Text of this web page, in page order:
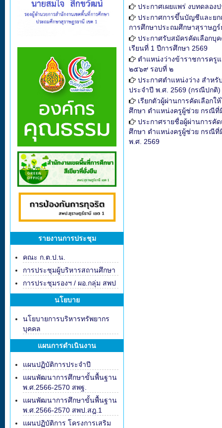
รายงานการประชุม
คณะ ก.ต.ป.น.
การประชุมผู้บริหารสถานศึกษา
การประชุมรองฯ / ผอ.กลุ่ม สพป
นโยบาย
นโยบายการบริหารทรัพยากร
บุคคล
แผนการดำเนินงาน
แผนปฏิบัติการประจำปี
แผนพัฒนาการศึกษาขั้นพื้นฐาน
พ.ศ.2566-2570 สพฐ.
แผนพัฒนาการศึกษาขั้นพื้นฐาน
พ.ศ.2566-2570 สพป.สฎ.1
แผนปฏิบัติการ โครงการเสริม
ประกาศเผยแพร่ งบทดลอง
ประกาศการขึ้นบัญชีและยก
การศึกษาประถมศึกษาสุราษฎ
ประกาศรับสมัครคัดเลือกบุ
เรียนที่ 1 ปีการศึกษา 2569
ตำแหน่งว่างข้าราชการครู
๒๕๖๙ รอบที่ ๒
ประกาศตำแหน่งว่าง สำห
ประจำปี พ.ศ. 2569 (กรณีปกติ)
เรียกตัวผู้ผ่านการคัดเลือก
ศึกษา ตำแหน่งครูผู้ช่วย กรณีที่
ประกาศรายชื่อผู้ผ่านการคั
ศึกษา ตำแหน่งครูผู้ช่วย กรณีที่
พ.ศ. 2569